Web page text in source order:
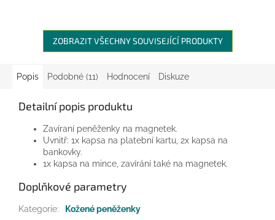
ZOBRAZIT VŠECHNY SOUVISEJÍCÍ PRODUKTY
Popis Podobné (11) Hodnocení Diskuze
Detailní popis produktu
Zavíraní peněženky na magnetek.
Uvnitř: 1x kapsa na platební kartu, 2x kapsa na
bankovky.
1x kapsa na mince, zavírání také na magnetek.
Doplňkové parametry
Kategorie:
Kožené peněženky